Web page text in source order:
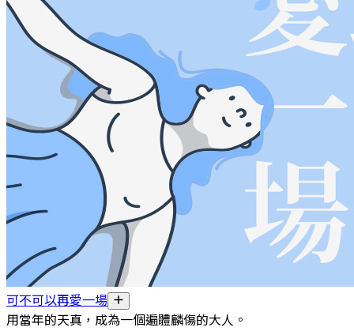
可不可以再愛一場
用當年的天真，成為一個遍體麟傷的大人。